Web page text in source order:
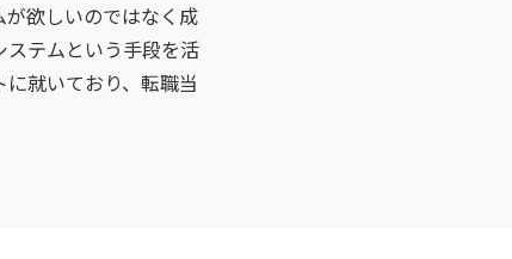
欲しいのではなく成
テムという手段を活
就いており、転職当